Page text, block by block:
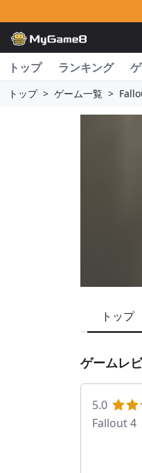
トップ ランキング
トップ > ゲーム一覧 >
トップ
ゲームレ
5.0
Fallout 4